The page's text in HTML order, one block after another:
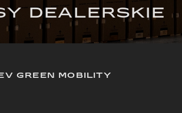
DEALERSKIE
GREEN MOBILITY